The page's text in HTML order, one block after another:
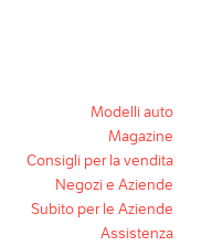
Modelli auto
Magazine
Consigli per la vendita
Negozi e Aziende
Subito per le Aziende
Assistenza